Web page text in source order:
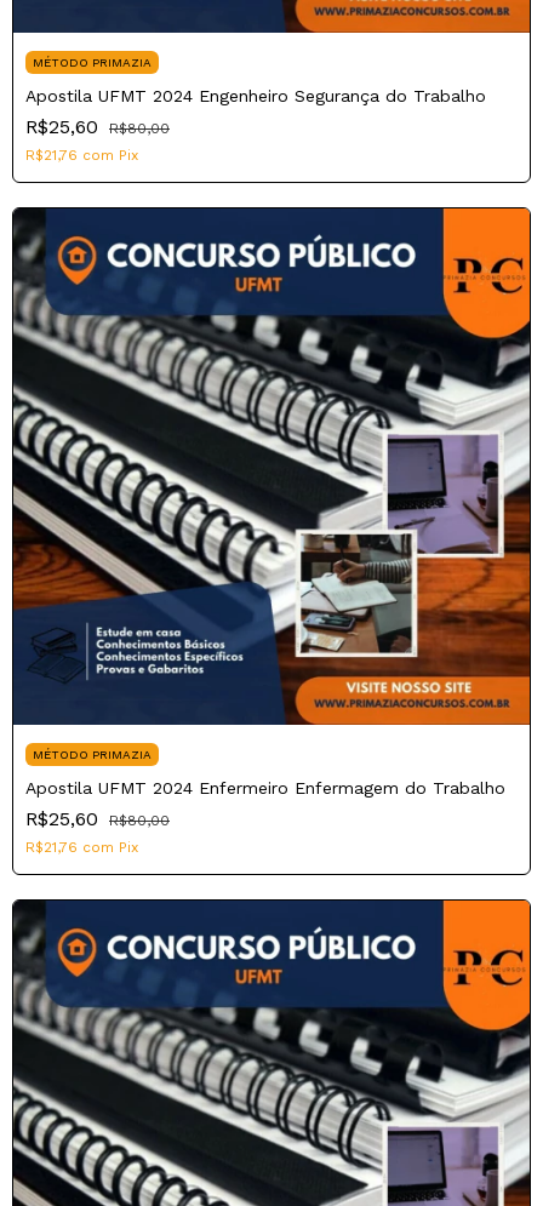
MÉTODO PRIMAZIA
Apostila UFMT 2024 Engenheiro Segurança do Trabalho
R$25,60
R$80,00
R$21,76 com Pix
MÉTODO PRIMAZIA
Apostila UFMT 2024 Enfermeiro Enfermagem do Trabalho
R$25,60
R$80,00
R$21,76 com Pix